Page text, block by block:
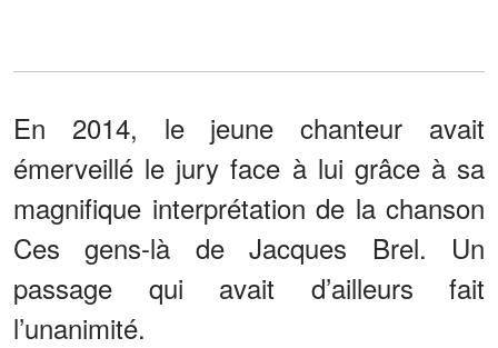
En 2014, le jeune chanteur avait
émerveillé le jury face à lui grâce à sa
magnifique interprétation de la chanson
Ces gens-là de Jacques Brel. Un
passage qui avait d’ailleurs fait
l’unanimité.